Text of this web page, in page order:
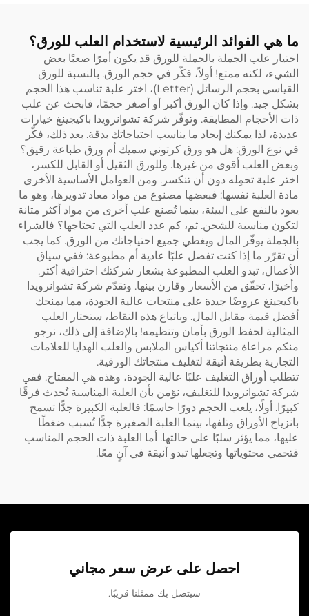
ما هي الفوائد الرئيسية لاستخدام العلب للورق؟
اختيار علب الجملة بالجملة للورق قد يكون أمرًا صعبًا بعض
الشيء، لكنه ممتع! أولاً، فكّر في حجم الورق. بالنسبة للورق
القياسي بحجم الرسائل (Letter)، اختر علبة تناسب هذا الحجم
بشكل جيد. وإذا كان الورق أكبر أو أصغر حجمًا، فابحث عن علب
ذات الأحجام المطابقة. وتوفّر شركة تشوانرويدا باكيجينغ خيارات
عديدة، لذا يمكنك إيجاد ما يناسب احتياجاتك بدقة. بعد ذلك، فكّر
في نوع الورق: هل هو ورق كرتوني سميك أم ورق طباعة رقيق؟
وبعض العلب أقوى من غيرها. وللورق الثقيل أو القابل للكسر،
اختر علبة تحمِله دون أن تنكسر. ومن العوامل الأساسية الأخرى
مادة العلبة نفسها: فبعضها مصنوع من مواد معاد تدويرها، وهو ما
يعود بالنفع على البيئة، بينما تُصنع علب أخرى من مواد أكثر متانة
لتكون مناسبة للشحن. ثم، كم عدد العلب التي تحتاجها؟ فالشراء
بالجملة يوفّر المال ويغطي جميع احتياجاتك من الورق. كما يجب
أن تقرّر ما إذا كنت تفضل علبًا عادية أم مطبوعة: ففي سياق
الأعمال، تبدو العلب المطبوعة بشعار شركتك احترافية أكثر.
وأخيرًا، تحقّق من الأسعار وقارن بينها. وتقدّم شركة تشوانرويدا
باكيجينغ عروضًا جيدة على منتجات عالية الجودة، مما يمنحك
أفضل قيمة مقابل المال. وباتباع هذه النقاط، ستختار العلب
المثالية لحفظ الورق بأمان وتنظيمه! بالإضافة إلى ذلك، نرجو
منكم مراعاة منتجاتنا أكياس الملابس والعلب الهدايا للعلامات
التجارية بطريقة أنيقة لتغليف منتجاتك الورقية.
تتطلب أوراق التغليف علبًا عالية الجودة، وهذه هي المفتاح. ففي
شركة تشوانرويدا للتغليف، نؤمن بأن العلبة المناسبة تُحدث فرقًا
كبيرًا. أولًا، يلعب الحجم دورًا حاسمًا: فالعلبة الكبيرة جدًّا تسمح
بانزياح الأوراق وتلفها، بينما العلبة الصغيرة جدًّا تُسبب ضغطًا
عليها، مما يؤثر سلبًا على حالتها. أما العلبة ذات الحجم المناسب
فتحمي محتوياتها وتجعلها تبدو أنيقة في آنٍ معًا.
احصل على عرض سعر مجاني
سيتصل بك ممثلنا قريبًا.